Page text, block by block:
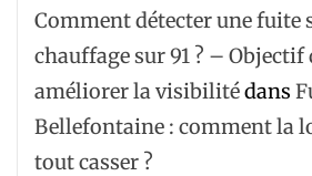
Comment détecter une fuite
chauffage sur 91 ? – Objectif
améliorer la visibilitédans
Bellefontaine : comment la
tout casser ?